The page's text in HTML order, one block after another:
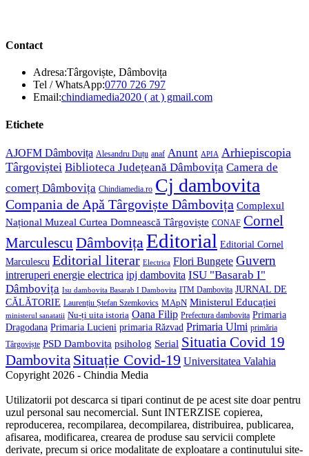
Contact
Adresa:Târgoviște, Dâmbovița
Tel / WhatsApp:0770 726 797Opens
in
Email:chindiamedia2020 ( at ) gmail.comOpens
Etichete
AJOFM Dâmbovița Alesandru Duțu anaf Anunt APIA Arhiepiscopia
Târgoviștei Biblioteca Județeană Dâmbovița Camera de
comerț Dâmbovița Chindiamedia.ro Cj dambovita
Compania de Apă Târgoviște Dâmbovița Complexul
Național Muzeal Curtea Domnească Târgoviște CONAF Cornel
Marculescu Dâmbovița Editorial Editorial Cornel
Marculescu Editorial literar Electrica Flori Bungete Guvern
intreruperi energie electrica ipj dambovita ISU "Basarab I"
Dâmbovița Isu dambovita Basarab I Dambovita ITM Dambovita JURNAL DE
CĂLĂTORIE Laurențiu Ștefan Szemkovics MApN Ministerul Educației
ministerul sanatatii Nu-ți uita istoria Oana Filip Prefectura dambovita Primaria
Dragodana Primaria Lucieni primaria Răzvad Primaria Ulmi primăria
Târgoviște PSD Dambovita psiholog Serial Situatia Covid 19
Dambovita Situație Covid-19 Universitatea Valahia
Copyright 2026 - Chindia Media
Utilizatorii pot descarca si tipari continut de pe acest site doar pentru
uzul personal sau necomercial. Sunt INTERZISE copierea,
reproducerea, recompilarea, decompilarea, distribuirea, publicarea,
afisarea, modificarea, crearea de produse sau servicii complete
derivate, precum si orice modalitate de exploatare a continutului site-